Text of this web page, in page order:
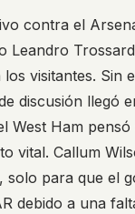
contra el
Leandro
visitantes. Sin
discusión llegó
West Ham pensó
vital. Callum
solo para que el
debido a una